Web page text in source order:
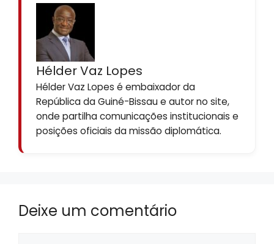
Hélder Vaz Lopes
Hélder Vaz Lopes é embaixador da
República da Guiné-Bissau e autor no site,
onde partilha comunicações institucionais e
posições oficiais da missão diplomática.
Deixe um comentário